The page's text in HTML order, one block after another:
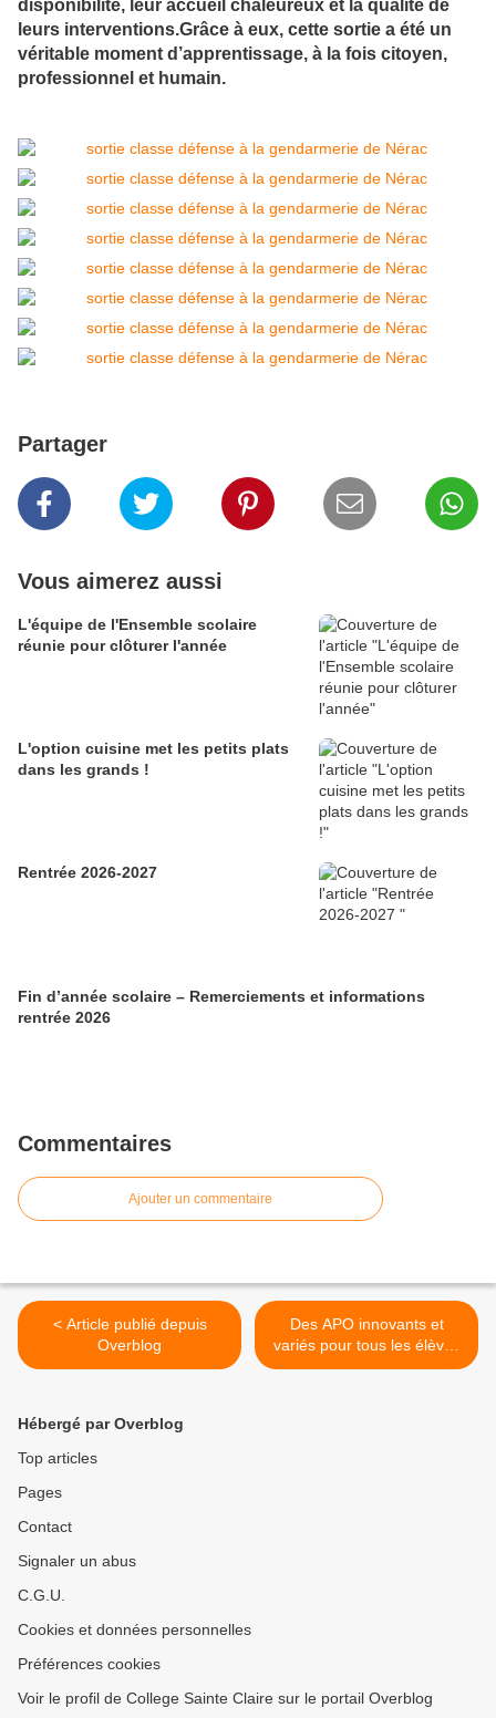
disponibilité, leur accueil chaleureux et la qualité de
leurs interventions.Grâce à eux, cette sortie a été un
véritable moment d’apprentissage, à la fois citoyen,
professionnel et humain.
Partager
Vous aimerez aussi
L'équipe de l'Ensemble scolaire
réunie pour clôturer l'année
L'option cuisine met les petits plats
dans les grands !
Rentrée 2026-2027
Fin d’année scolaire – Remerciements et informations
rentrée 2026
Commentaires
Ajouter un commentaire
< Article publié depuis
Overblog
Des APO innovants et
variés pour tous les élèves
>
Hébergé par Overblog
Top articles
Pages
Contact
Signaler un abus
C.G.U.
Cookies et données personnelles
Préférences cookies
Voir le profil de College Sainte Claire sur le portail Overblog